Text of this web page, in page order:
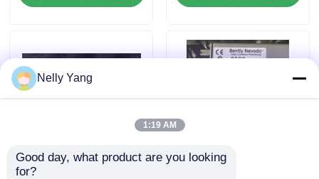
引金 を 求め て ください
曲がネバダの部品
ベンティ ネバダ
Nelly Yang
1:19 AM
Good day, what product are you looking
for?